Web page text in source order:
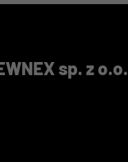
sp. z o.o.